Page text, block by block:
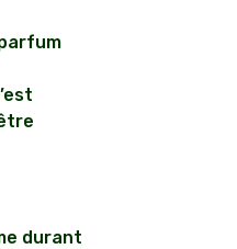
durant